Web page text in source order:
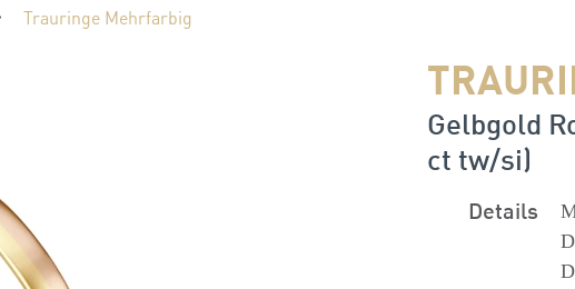
Trauringe Mehrfarbig
Gelbgold
ct tw/si)
Details